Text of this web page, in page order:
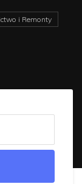
i Remonty